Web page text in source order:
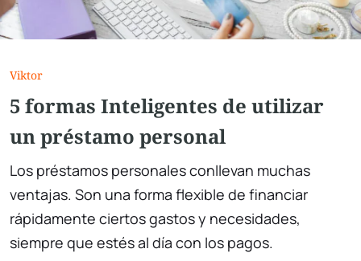
Viktor
5 formas Inteligentes de utilizar
un préstamo personal
Los préstamos personales conllevan muchas
ventajas. Son una forma flexible de financiar
rápidamente ciertos gastos y necesidades,
siempre que estés al día con los pagos.